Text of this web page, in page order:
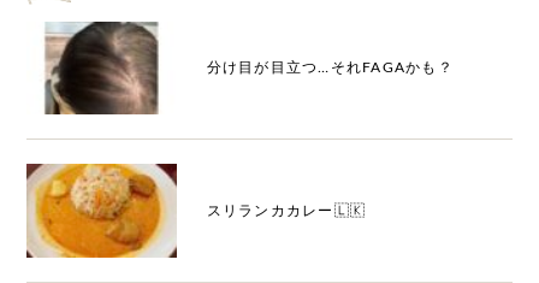
分け目が目立つ…それFAGAかも？
スリランカカレー🇱🇰